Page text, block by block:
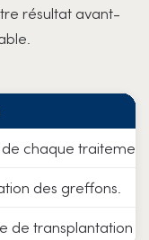
résultat avant-
chaque
des greffons.
de transplantation